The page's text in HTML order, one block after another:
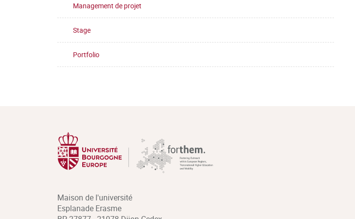
Management de projet
Stage
Portfolio
Maison de l'université
Esplanade Erasme